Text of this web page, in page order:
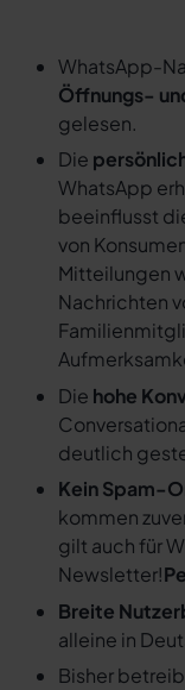
WhatsApp-
Öffnungs-
gelesen.
Die
WhatsApp
beeinflusst
von
Mitteilungen
Nachrichten
Die hohe
deutlich
Kein Spam-
kommen
gilt auch für
Newsletter!
Breite
alleine in
Bisher